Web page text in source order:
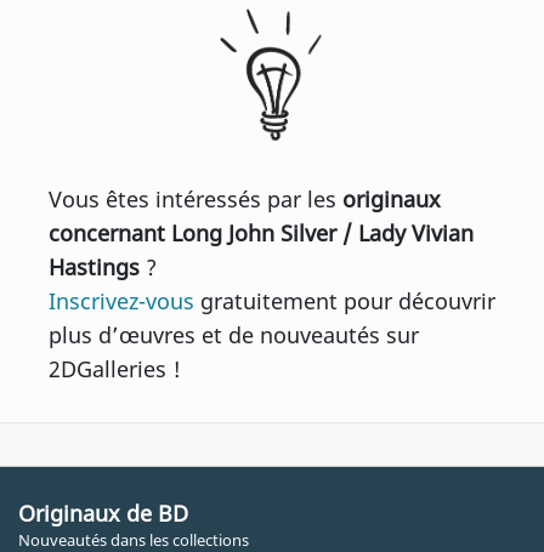
Vous êtes intéressés par les originaux
concernant Long John Silver / Lady Vivian
Hastings ?
Inscrivez-vous gratuitement pour découvrir
plus d’œuvres et de nouveautés sur
2DGalleries !
Originaux de BD
Nouveautés dans les collections